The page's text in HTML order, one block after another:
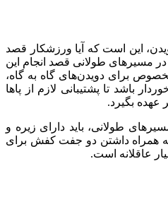
این است که آیا ورزشکار قصد
در مسیر‌های طولانی قصد انجام این
برای دویدن‌های گاه به گاه،
باشد تا پشتیبانی لازم از پا‌ها
عهده بگیرد.
طولانی، باید دارای زیره و
همراه داشتن دو جفت کفش برای
عاقلانه است.